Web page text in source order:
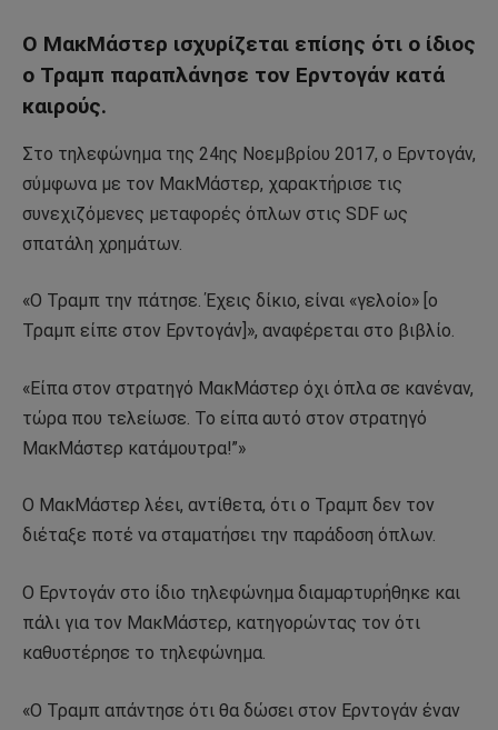
Ο ΜακΜάστερ ισχυρίζεται επίσης ότι ο ίδιος
ο Τραμπ παραπλάνησε τον Ερντογάν κατά
καιρούς.
Στο τηλεφώνημα της 24ης Νοεμβρίου 2017, ο Ερντογάν,
σύμφωνα με τον ΜακΜάστερ, χαρακτήρισε τις
συνεχιζόμενες μεταφορές όπλων στις SDF ως
σπατάλη χρημάτων.
«Ο Τραμπ την πάτησε. Έχεις δίκιο, είναι «γελοίο» [ο
Τραμπ είπε στον Ερντογάν]», αναφέρεται στο βιβλίο.
«Είπα στον στρατηγό ΜακΜάστερ όχι όπλα σε κανέναν,
τώρα που τελείωσε. Το είπα αυτό στον στρατηγό
ΜακΜάστερ κατάμουτρα!”»
Ο ΜακΜάστερ λέει, αντίθετα, ότι ο Τραμπ δεν τον
διέταξε ποτέ να σταματήσει την παράδοση όπλων.
Ο Ερντογάν στο ίδιο τηλεφώνημα διαμαρτυρήθηκε και
πάλι για τον ΜακΜάστερ, κατηγορώντας τον ότι
καθυστέρησε το τηλεφώνημα.
«Ο Τραμπ απάντησε ότι θα δώσει στον Ερντογάν έναν